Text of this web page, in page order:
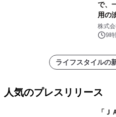
で、
用の
プー
スの2
株式
9時
ライフスタイルの
人気のプレスリリース
「